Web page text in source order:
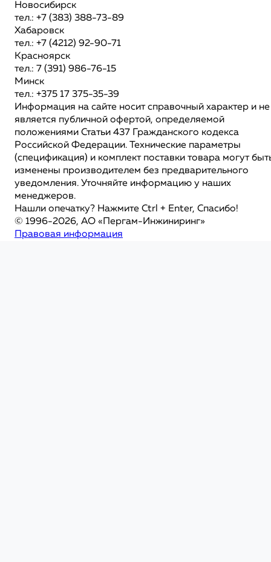
Новосибирск
тел.: +7 (383) 388-73-89
Хабаровск
тел.: +7 (4212) 92-90-71
Красноярск
тел.: 7 (391) 986-76-15
Минск
тел.: +375 17 375-35-39
Информация на сайте носит справочный характер и не
является публичной офертой, определяемой
положениями Статьи 437 Гражданского кодекса
Российской Федерации. Технические параметры
(спецификация) и комплект поставки товара могут
изменены производителем без предварительного
уведомления. Уточняйте информацию у наших
менеджеров.
Нашли опечатку? Нажмите Ctrl + Enter, Спасибо!
© 1996-2026, АО «Пергам-Инжиниринг»
Правовая информация